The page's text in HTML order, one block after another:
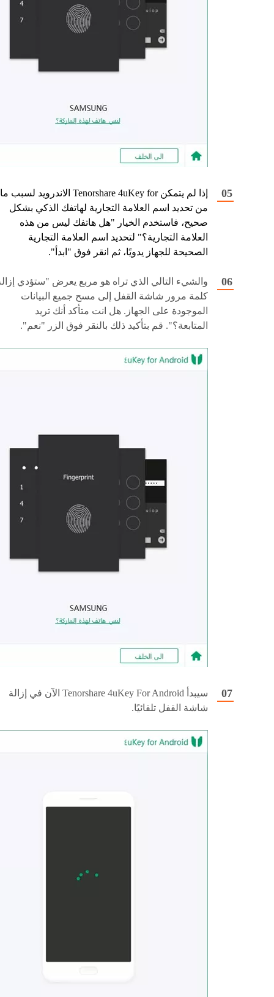
إذا لم يتمكن Tenorshare 4uKey for الاندرويد لسبب ما
من تحديد اسم العلامة التجارية لهاتفك الذكي بشكل
صحيح، فاستخدم الخيار "هل هاتفك ليس من هذه
العلامة التجارية؟" لتحديد اسم العلامة التجارية
الصحيحة للجهاز يدويًا، ثم انقر فوق "ابدأ".
والشيء التالي الذي تراه هو مربع يعرض "ستؤدي
كلمة مرور شاشة القفل إلى مسح جميع البيانات
الموجودة على الجهاز. هل انت متأكد أنك تريد
المتابعة؟". قم بتأكيد ذلك بالنقر فوق الزر "نعم".
سيبدأ Tenorshare 4uKey For Android الآن في إزالة
شاشة القفل تلقائيًا.